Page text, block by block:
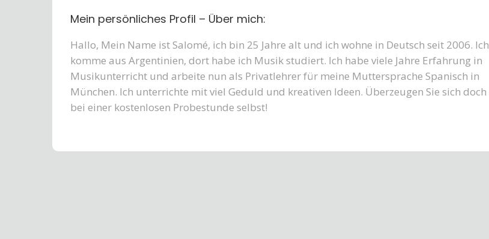
Mein persönliches Profil – Über mich:
Hallo, Mein Name ist Salomé, ich bin 25 Jahre alt und ich wohne in Deutsch seit 2006. Ich
komme aus Argentinien, dort habe ich Musik studiert. Ich habe viele Jahre Erfahrung in
Musikunterricht und arbeite nun als Privatlehrer für meine Muttersprache Spanisch in
München. Ich unterrichte mit viel Geduld und kreativen Ideen. Überzeugen Sie sich doch
bei einer kostenlosen Probestunde selbst!